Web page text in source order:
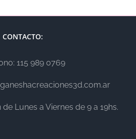
CONTACTO:
115 989 0769
Lunes a Viernes de 9 a 19hs.